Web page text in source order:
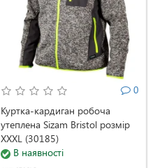
0
Куртка-кардиган робоча
утеплена Sizam Bristol розмір
XXXL (30185)
В наявності